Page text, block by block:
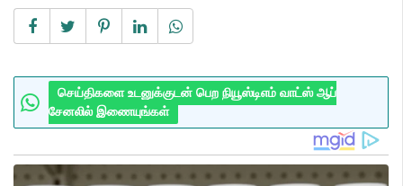
செய்திகளை உடனுக்குடன் பெற நியூஸ்டிஎம் வாட்ஸ் ஆப்
சேனலில் இணையுங்கள்